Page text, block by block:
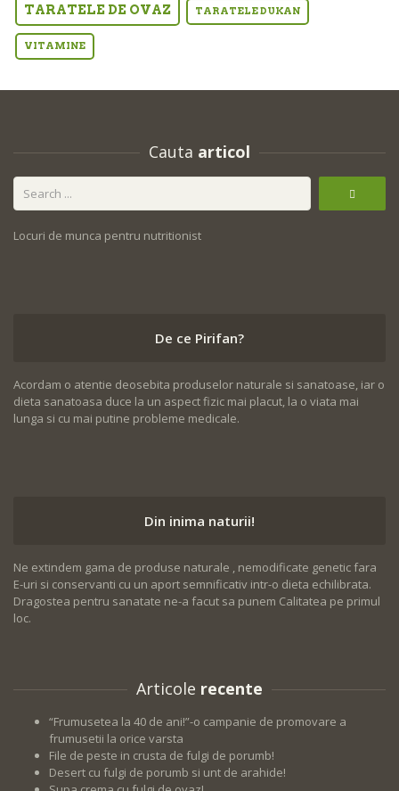
TARATELE DE OVAZ TARATELE DUKAN
VITAMINE
Cauta articol
Locuri de munca pentru nutritionist
De ce Pirifan?
Acordam o atentie deosebita produselor naturale si sanatoase, iar o
dieta sanatoasa duce la un aspect fizic mai placut, la o viata mai
lunga si cu mai putine probleme medicale.
Din inima naturii!
Ne extindem gama de produse naturale , nemodificate genetic fara
E-uri si conservanti cu un aport semnificativ intr-o dieta echilibrata.
Dragostea pentru sanatate ne-a facut sa punem Calitatea pe primul
loc.
Articole recente
“Frumusetea la 40 de ani!”-o campanie de promovare a
frumusetii la orice varsta
File de peste in crusta de fulgi de porumb!
Desert cu fulgi de porumb si unt de arahide!